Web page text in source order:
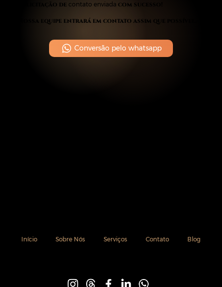
Conversão pelo whatsapp
Nossa equipe entrará em contato assim que possível.
Solicitação de contato enviada com sucesso!
Início Sobre Nós Serviços Contato Blog